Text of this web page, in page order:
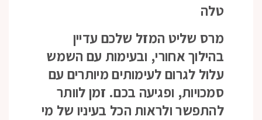
טלה
מרס שליט המזל שלכם עדיין
בהילוך אחורי, ובעימות עם השמש
עלול לגרום לעימותים מיותרים עם
סמכויות, ופגיעה בכם. זמן לוותר
להתפשר ולראות הכל בעיניו של מי